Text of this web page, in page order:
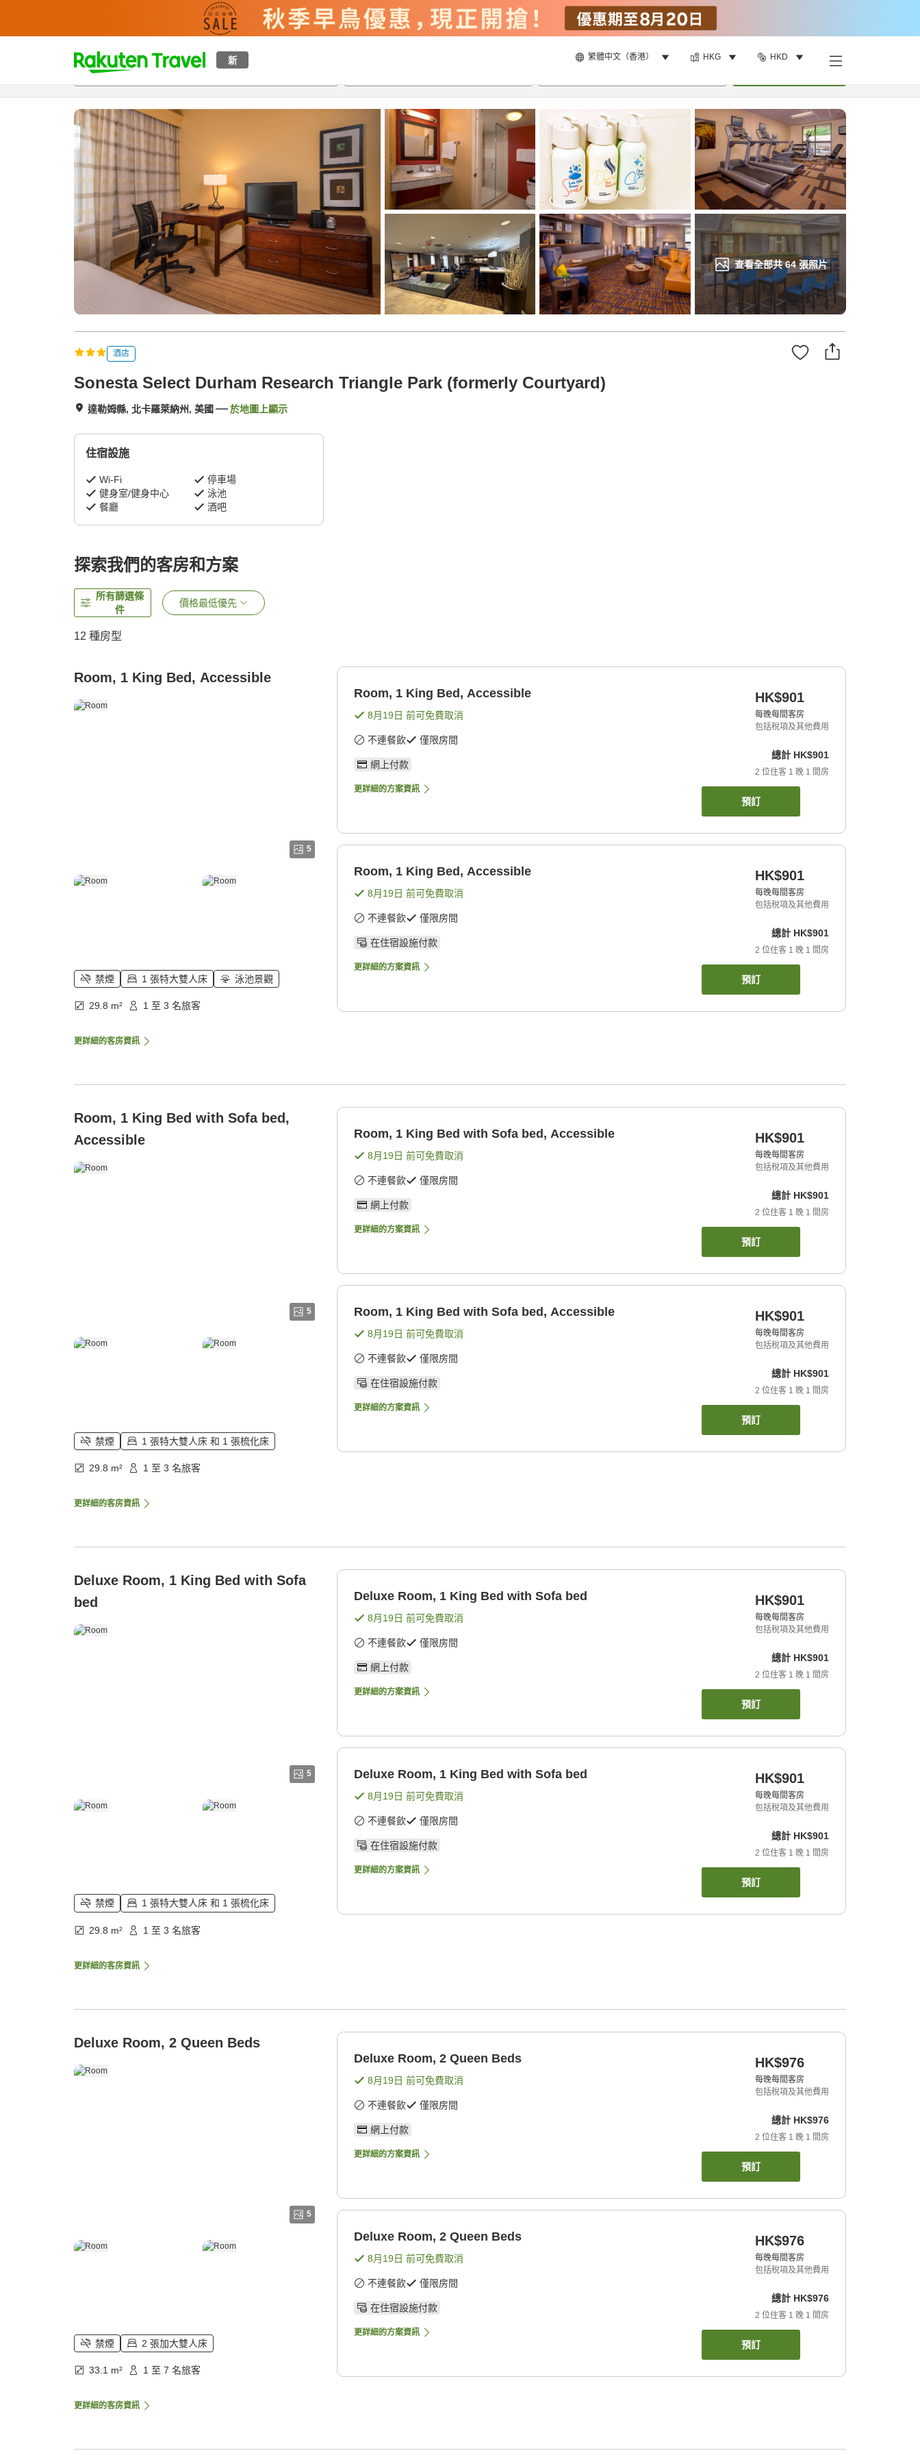
新 繁體中文（香港） HKG HKD
t
p
a
g
e
_
s
a
c
h
查看全部共64張照片
概覽房間及住宿方案 評價設施
酒店
Sonesta Select Durham Research Triangle Park (formerly Courtyard)
達勒姆縣, 北卡羅萊納州, 美國 於地圖上顯示
住宿設施
Wi-Fi
停車場
健身室/健身中心
泳池
餐廳
酒吧
探索我們的客房和方案
所有篩選條
件
價格最低優先
12 種房型
Room, 1 King Bed, Accessible
5
禁煙 1 張特大雙人床 泳池景觀
29.8 m² 1 至 3 名旅客
更詳細的客房資訊
Room, 1 King Bed, Accessible
8月19日 前可免費取消
不連餐飲 僅限房間
網上付款
更詳細的方案資訊
HK$901
每晚每間客房
包括稅項及其他費用
總計 HK$901
2 位住客 1 晚 1 間房
預訂
Room, 1 King Bed, Accessible
8月19日 前可免費取消
不連餐飲 僅限房間
在住宿設施付款
更詳細的方案資訊
HK$901
每晚每間客房
包括稅項及其他費用
總計 HK$901
2 位住客 1 晚 1 間房
預訂
Room, 1 King Bed with Sofa bed,
Accessible
5
禁煙 1 張特大雙人床 和 1 張梳化床
29.8 m² 1 至 3 名旅客
更詳細的客房資訊
Room, 1 King Bed with Sofa bed, Accessible
8月19日 前可免費取消
不連餐飲 僅限房間
網上付款
更詳細的方案資訊
HK$901
每晚每間客房
包括稅項及其他費用
總計 HK$901
2 位住客 1 晚 1 間房
預訂
Room, 1 King Bed with Sofa bed, Accessible
8月19日 前可免費取消
不連餐飲 僅限房間
在住宿設施付款
更詳細的方案資訊
HK$901
每晚每間客房
包括稅項及其他費用
總計 HK$901
2 位住客 1 晚 1 間房
預訂
Deluxe Room, 1 King Bed with Sofa
bed
5
禁煙 1 張特大雙人床 和 1 張梳化床
29.8 m² 1 至 3 名旅客
更詳細的客房資訊
Deluxe Room, 1 King Bed with Sofa bed
8月19日 前可免費取消
不連餐飲 僅限房間
網上付款
更詳細的方案資訊
HK$901
每晚每間客房
包括稅項及其他費用
總計 HK$901
2 位住客 1 晚 1 間房
預訂
Deluxe Room, 1 King Bed with Sofa bed
8月19日 前可免費取消
不連餐飲 僅限房間
在住宿設施付款
更詳細的方案資訊
HK$901
每晚每間客房
包括稅項及其他費用
總計 HK$901
2 位住客 1 晚 1 間房
預訂
Deluxe Room, 2 Queen Beds
5
禁煙 2 張加大雙人床
33.1 m² 1 至 7 名旅客
更詳細的客房資訊
Deluxe Room, 2 Queen Beds
8月19日 前可免費取消
不連餐飲 僅限房間
網上付款
更詳細的方案資訊
HK$976
每晚每間客房
包括稅項及其他費用
總計 HK$976
2 位住客 1 晚 1 間房
預訂
Deluxe Room, 2 Queen Beds
8月19日 前可免費取消
不連餐飲 僅限房間
在住宿設施付款
更詳細的方案資訊
HK$976
每晚每間客房
包括稅項及其他費用
總計 HK$976
2 位住客 1 晚 1 間房
預訂